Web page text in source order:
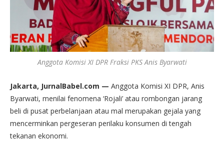
Anggota Komisi XI DPR Fraksi PKS Anis Byarwati
Jakarta, JurnalBabel.com — Anggota Komisi XI DPR, Anis
Byarwati, menilai fenomena ‘Rojali’ atau rombongan jarang
beli di pusat perbelanjaan atau mal merupakan gejala yang
mencerminkan pergeseran perilaku konsumen di tengah
tekanan ekonomi.